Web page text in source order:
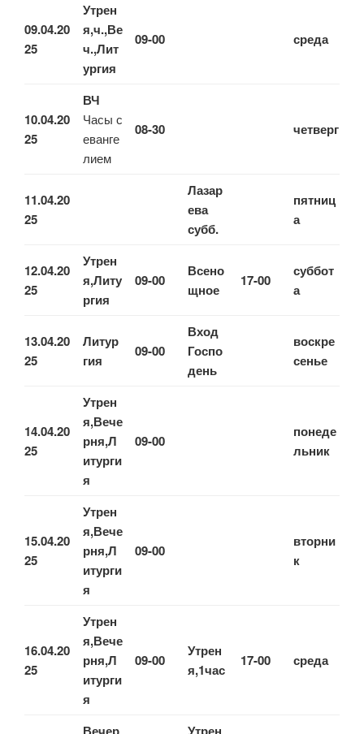
09.04.20
25
Утрен
я,ч.,Ве
ч.,Лит
ургия
09-00 среда
10.04.20
25
ВЧ
Часы с
еванге
лием
08-30 четверг
11.04.20
25
Лазар
ева
субб.
пятниц
а
12.04.20
25
Утрен
я,Литу
ргия
09-00
Всено
щное
17-00
суббот
а
13.04.20
25
Литур
гия
09-00
Вход
Госпо
день
воскре
сенье
14.04.20
25
Утрен
я,Вече
рня,Л
итурги
я
09-00
понеде
льник
15.04.20
25
Утрен
я,Вече
рня,Л
итурги
я
09-00
вторни
к
16.04.20
25
Утрен
я,Вече
рня,Л
итурги
я
09-00
Утрен
я,1час
17-00 среда